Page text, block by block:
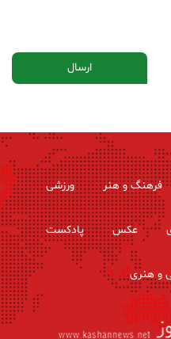
فرهنگ و هنر ورزشی
عکس پادکست
و هنری